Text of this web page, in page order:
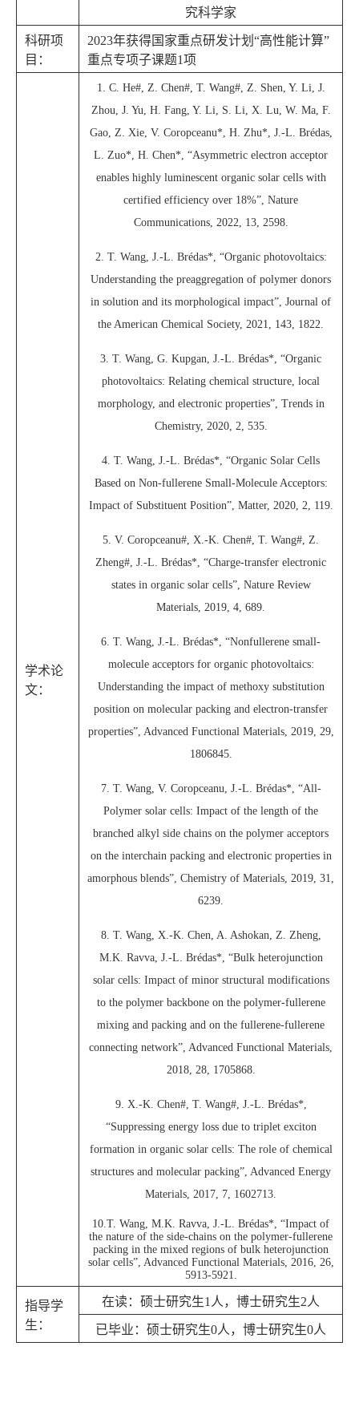
究科学家
科研项
目：
2023年获得国家重点研发计划“高性能计算”
重点专项子课题1项
学术论
文：
1. C. He#, Z. Chen#, T. Wang#, Z. Shen, Y. Li, J.
Zhou, J. Yu, H. Fang, Y. Li, S. Li, X. Lu, W. Ma, F.
Gao, Z. Xie, V. Coropceanu*, H. Zhu*, J.-L. Brédas,
L. Zuo*, H. Chen*, “Asymmetric electron acceptor
enables highly luminescent organic solar cells with
certified efficiency over 18%”, Nature
Communications, 2022, 13, 2598.
2. T. Wang, J.-L. Brédas*, “Organic photovoltaics:
Understanding the preaggregation of polymer donors
in solution and its morphological impact”, Journal of
the American Chemical Society, 2021, 143, 1822.
3. T. Wang, G. Kupgan, J.-L. Brédas*, “Organic
photovoltaics: Relating chemical structure, local
morphology, and electronic properties”, Trends in
Chemistry, 2020, 2, 535.
4. T. Wang, J.-L. Brédas*, “Organic Solar Cells
Based on Non-fullerene Small-Molecule Acceptors:
Impact of Substituent Position”, Matter, 2020, 2, 119.
5. V. Coropceanu#, X.-K. Chen#, T. Wang#, Z.
Zheng#, J.-L. Brédas*, “Charge-transfer electronic
states in organic solar cells”, Nature Review
Materials, 2019, 4, 689.
6. T. Wang, J.-L. Brédas*, “Nonfullerene small-
molecule acceptors for organic photovoltaics:
Understanding the impact of methoxy substitution
position on molecular packing and electron-transfer
properties”, Advanced Functional Materials, 2019, 29,
1806845.
7. T. Wang, V. Coropceanu, J.-L. Brédas*, “All-
Polymer solar cells: Impact of the length of the
branched alkyl side chains on the polymer acceptors
on the interchain packing and electronic properties in
amorphous blends”, Chemistry of Materials, 2019, 31,
6239.
8. T. Wang, X.-K. Chen, A. Ashokan, Z. Zheng,
M.K. Ravva, J.-L. Brédas*, “Bulk heterojunction
solar cells: Impact of minor structural modifications
to the polymer backbone on the polymer-fullerene
mixing and packing and on the fullerene-fullerene
connecting network”, Advanced Functional Materials,
2018, 28, 1705868.
9. X.-K. Chen#, T. Wang#, J.-L. Brédas*,
“Suppressing energy loss due to triplet exciton
formation in organic solar cells: The role of chemical
structures and molecular packing”, Advanced Energy
Materials, 2017, 7, 1602713.
10.T. Wang, M.K. Ravva, J.-L. Brédas*, “Impact of
the nature of the side-chains on the polymer-fullerene
packing in the mixed regions of bulk heterojunction
solar cells”, Advanced Functional Materials, 2016, 26,
5913-5921.
指导学
生：
在读：硕士研究生1 人，博士研究生2人
已毕业：硕士研究生0人，博士研究生0人